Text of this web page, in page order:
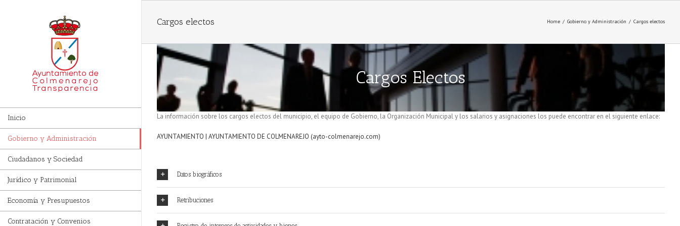
Inicio
Gobierno y Administración
Ciudadanos y Sociedad
Jurídico y Patrimonial
Economía y Presupuestos
Contratación y Convenios
Cargos electos Home / Gobierno y Administración / Cargos electos
Cargos Electos
La información sobre los cargos electos del municipio, el equipo de Gobierno, la Organización Municipal y los salarios y asignaciones los puede encontrar en el siguiente enlace:
AYUNTAMIENTO | AYUNTAMIENTO DE COLMENAREJO (ayto-colmenarejo.com)
Datos biográficos
Retribuciones